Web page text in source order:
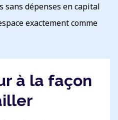
dépenses en capital
exactement comme
à la façon